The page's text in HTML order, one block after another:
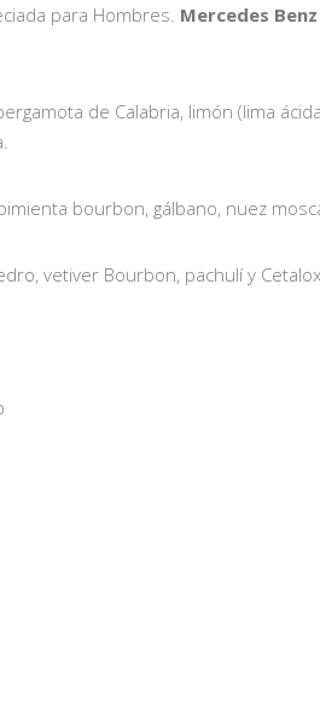
para Hombres. Mercedes
de Calabria, limón (lima
bourbon, gálbano, nuez
vetiver Bourbon, pachulí y Cetalox.